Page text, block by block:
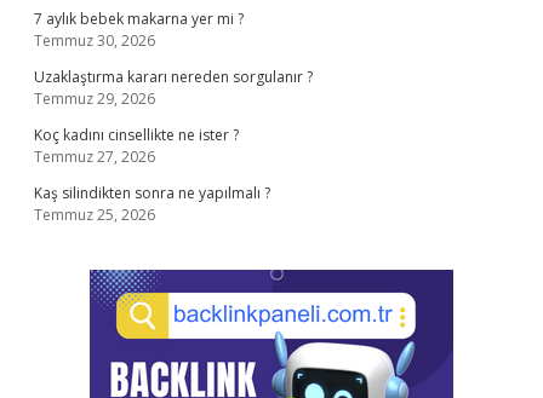
7 aylık bebek makarna yer mi ?
Temmuz 30, 2026
Uzaklaştırma kararı nereden sorgulanır ?
Temmuz 29, 2026
Koç kadını cinsellikte ne ister ?
Temmuz 27, 2026
Kaş silindikten sonra ne yapılmalı ?
Temmuz 25, 2026